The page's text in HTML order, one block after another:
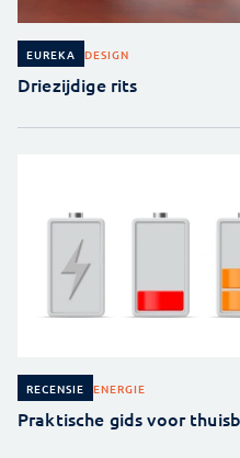
EUREKA DESIGN
Driezijdige rits
RECENSIE ENERGIE
Praktische gids voor